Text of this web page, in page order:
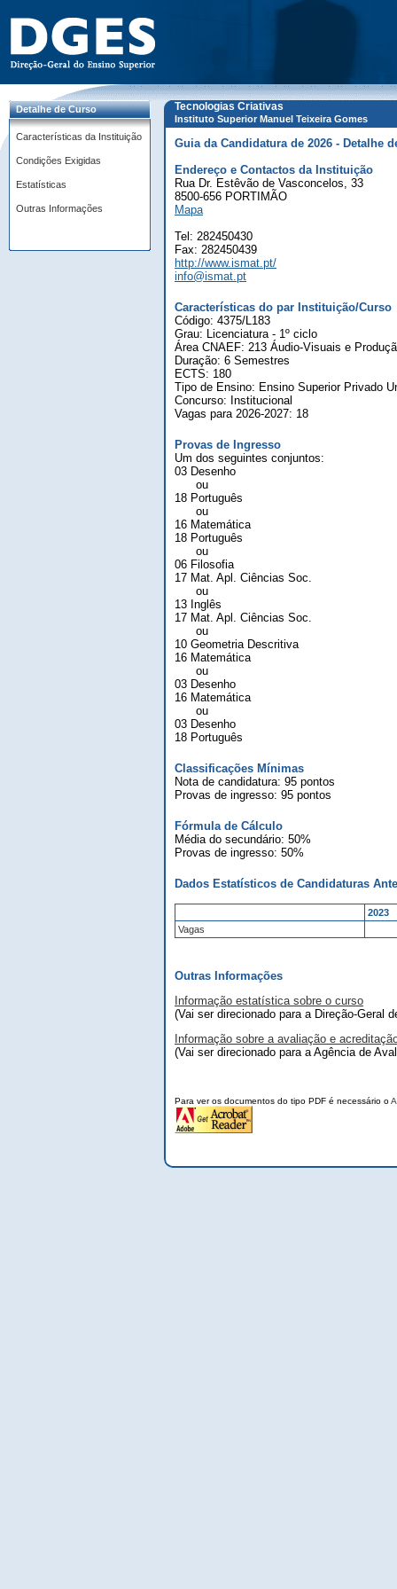
Detalhe de Curso
Características da Instituição
Condições Exigidas
Estatísticas
Outras Informações
Tecnologias Criativas
Instituto Superior Manuel Teixeira Gomes
Guia da Candidatura de 2026 - Detalhe
Endereço e Contactos da Instituição
Rua Dr. Estêvão de Vasconcelos, 33
8500-656 PORTIMÃO
Mapa
Tel: 282450430
Fax: 282450439
http://www.ismat.pt/
info@ismat.pt
Características do par Instituição/Curso
Código: 4375/L183
Grau: Licenciatura - 1º ciclo
Área CNAEF: 213 Áudio-Visuais e
Duração: 6 Semestres
ECTS: 180
Tipo de Ensino: Ensino Superior Privado
Concurso: Institucional
Vagas para 2026-2027: 18
Provas de Ingresso
Um dos seguintes conjuntos:
03 Desenho
ou
18 Português
ou
16 Matemática
18 Português
ou
06 Filosofia
17 Mat. Apl. Ciências Soc.
ou
13 Inglês
17 Mat. Apl. Ciências Soc.
ou
10 Geometria Descritiva
16 Matemática
ou
03 Desenho
16 Matemática
ou
03 Desenho
18 Português
Classificações Mínimas
Nota de candidatura: 95 pontos
Provas de ingresso: 95 pontos
Fórmula de Cálculo
Média do secundário: 50%
Provas de ingresso: 50%
Dados Estatísticos de Candidaturas
2023
Vagas
Outras Informações
Informação estatística sobre o curso
(Vai ser direcionado para a Direção-Geral
Informação sobre a avaliação e
(Vai ser direcionado para a Agência de
Para ver os documentos do tipo PDF é necessário o